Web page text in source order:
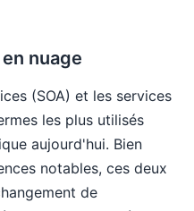
nuage
(SOA) et les services
les plus utilisés
aujourd'hui. Bien
notables, ces deux
de